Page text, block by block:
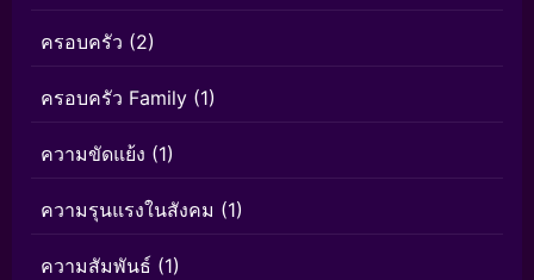
ครอบครัว (2)
ครอบครัว Family (1)
ความขัดแย้ง (1)
ความรุนแรงในสังคม (1)
ความสัมพันธ์ (1)